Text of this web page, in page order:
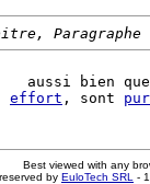
Paragraphe
aussi bien
effort , sont
Best viewed with any
by EuloTech SRL -